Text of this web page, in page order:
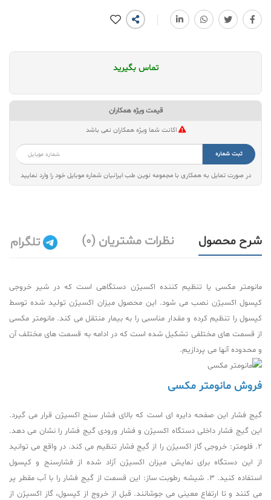
تماس بگیرید
قیمت ویژه همکاران
اکانت شما ویژه همکاران نمی باشد
ثبت شماره
در صورت تمایل به همکاری با مجموعه نوین طب ایرانیان شماره موبایل خود را وارد نمایید
شرح محصول نظرات مشتریان (0) تلگرام
مانومتر مکسی یا تنظیم کننده اکسیژن دستگاهی است که در شیر خروجی
کپسول اکسیژن نصب می شود. این محصول میزان اکسیژن تولید شده توسط
کپسول را تنظیم کرده و مقدار مناسبی را به بیمار منتقل می کند. مانومتر مکسی
از قسمت های مختلفی تشکیل شده است که در ادامه به قسمت های مختلف آن
و محدوده آنها می پردازیم.
فروش مانومتر مکسی
گیج فشار این صفحه دایره ای است که بالای فشار سنج اکسیژن قرار می گیرد.
این گیج فشار داخلی دستگاه اکسیژن و فشار ورودی گیج فشار را نشان می دهد.
2. فلومتر: خروجی گاز اکسیژن را از گیج فشار تنظیم می کند. در واقع می توانید
از این دستگاه برای نمایش میزان اکسیژن آزاد شده از فشارسنج و کپسول
استفاده کنید. 3. شیشه رطوبت ساز: این قسمت از گیج فشار را با آب مقطر پر
می کنند و تا ارتفاع معینی می جوشانند. قبل از خروج از کپسول، گاز اکسیژن از